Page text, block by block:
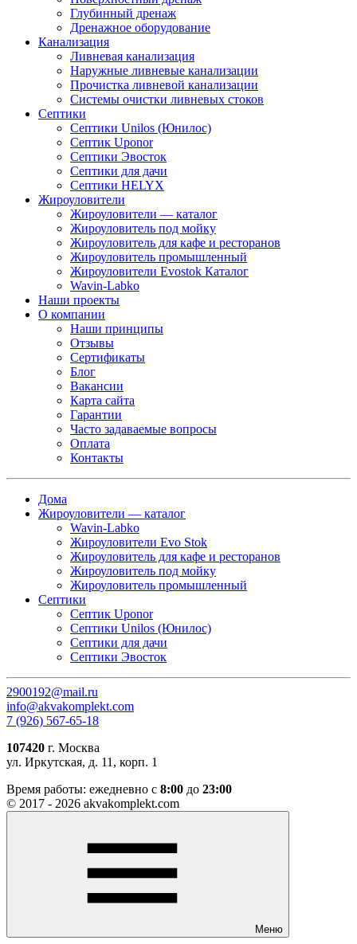
Глубинный дренаж
Дренажное оборудование
Канализация
Ливневая канализация
Наружные ливневые канализации
Прочистка ливневой канализации
Системы очистки ливневых стоков
Септики
Септики Unilos (Юнилос)
Септик Uponor
Септики Эвосток
Септики для дачи
Септики HELYX
Жироуловители
Жироуловители — каталог
Жироуловитель под мойку
Жироуловитель для кафе и ресторанов
Жироуловитель промышленный
Жироуловители Evostok Каталог
Wavin-Labko
Наши проекты
О компании
Наши принципы
Отзывы
Сертификаты
Блог
Вакансии
Карта сайта
Гарантии
Часто задаваемые вопросы
Оплата
Контакты
Дома
Жироуловители — каталог
Wavin-Labko
Жироуловители Evo Stok
Жироуловитель для кафе и ресторанов
Жироуловитель под мойку
Жироуловитель промышленный
Септики
Септик Uponor
Септики Unilos (Юнилос)
Септики для дачи
Септики Эвосток
2900192@mail.ru
info@akvakomplekt.com
7 (926) 567-65-18
107420 г. Москва
ул. Иркутская, д. 11, корп. 1
Время работы: ежедневно с 8:00 до 23:00
© 2017 - 2026 akvakomplekt.com
Меню